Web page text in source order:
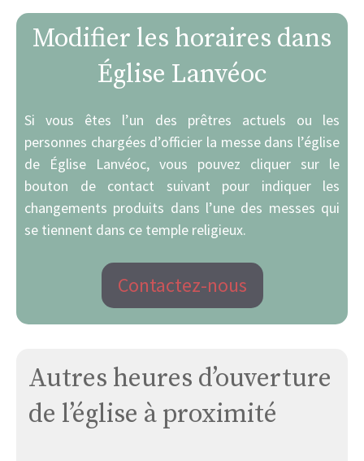
Modifier les horaires dans
Église Lanvéoc
Si vous êtes l’un des prêtres actuels ou les
personnes chargées d’officier la messe dans l’église
de Église Lanvéoc, vous pouvez cliquer sur le
bouton de contact suivant pour indiquer les
changements produits dans l’une des messes qui
se tiennent dans ce temple religieux.
Contactez-nous
Autres heures d’ouverture
de l’église à proximité